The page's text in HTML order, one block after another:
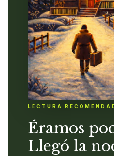
LECTURA
Éramos
Llegó la